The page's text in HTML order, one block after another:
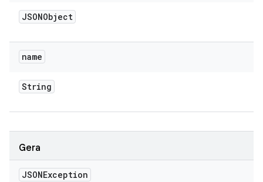
JSONObject
name
String
Gera
JSONException